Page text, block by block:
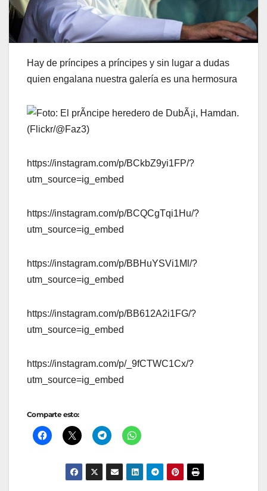
Hay de príncipes a príncipes y sin lugar a dudas
quien engalana nuestra galería es una hermosura
https://instagram.com/p/BCkbZ9yi1FP/?
utm_source=ig_embed
https://instagram.com/p/BCQCgTqi1Hu/?
utm_source=ig_embed
https://instagram.com/p/BBHuYSVi1Ml/?
utm_source=ig_embed
https://instagram.com/p/BB612A2i1FG/?
utm_source=ig_embed
https://instagram.com/p/_9fCTWC1Cx/?
utm_source=ig_embed
Comparte esto: